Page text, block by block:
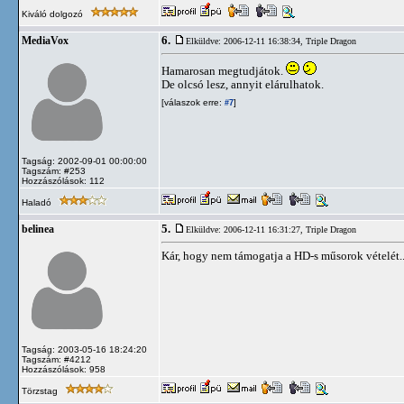
Kiváló dolgozó
MediaVox
Tagság: 2002-09-01 00:00:00
Tagszám: #253
Hozzászólások: 112
6. Elküldve: 2006-12-11 16:38:34, Triple Dragon
Hamarosan megtudjátok.
De olcsó lesz, annyit elárulhatok.
[válaszok erre: #7]
Haladó
belinea
Tagság: 2003-05-16 18:24:20
Tagszám: #4212
Hozzászólások: 958
5. Elküldve: 2006-12-11 16:31:27, Triple Dragon
Kár, hogy nem támogatja a HD-s műsorok
Törzstag